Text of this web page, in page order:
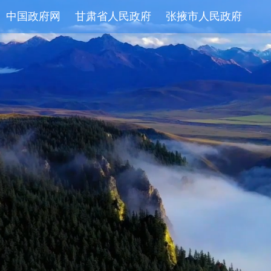
中国政府网 甘肃省人民政府 张掖市人民政府